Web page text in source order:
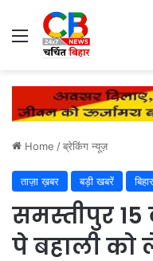
Menu
Home /ब्रेकिंग न्यूज़
ताज़ा ख़बर बड़ी खबरें बिहार
समस्तीपुर 15
पे बहाली को